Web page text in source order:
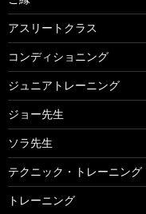
アスリートクラス
コンディショニング
ジュニアトレーニング
ジョー先生
ソラ先生
テクニック・トレーニング
トレーニング